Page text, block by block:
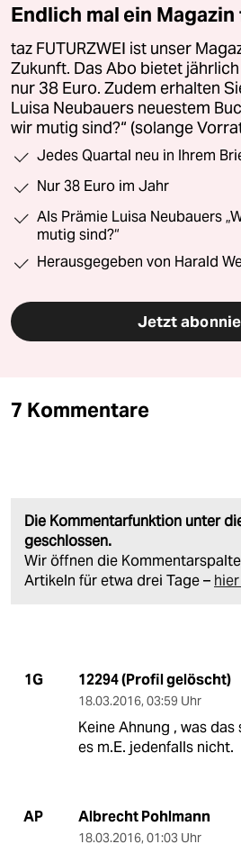
Endlich mal ein
taz FUTURZWEI ist unser
Zukunft. Das Abo bietet
nur 38 Euro. Zudem erhalten
Luisa Neubauers neuestem
wir mutig sind?“ (solange
Jedes Quartal neu in Ihrem
Nur 38 Euro im Jahr
Als Prämie Luisa Neubauers
mutig sind?“
Herausgegeben von Harald
Jetzt
7 Kommentare
Die Kommentarfunktion unter
geschlossen.
Wir öffnen die
Artikeln für etwa drei Tage –
1G 12294 (Profil gelöscht)
18.03.2016, 03:59 Uhr
Keine Ahnung , was
es m.E. jedenfalls nicht.
AP Albrecht Pohlmann
18.03.2016, 01:03 Uhr